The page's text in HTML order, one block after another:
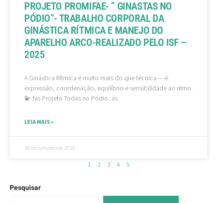
PROJETO PROMIFAE- ” GINASTAS NO
PÓDIO”- TRABALHO CORPORAL DA
GINÁSTICA RÍTMICA E MANEJO DO
APARELHO ARCO-REALIZADO PELO ISF –
2025
A Ginástica Rítmica é muito mais do que técnica — é
expressão, coordenação, equilíbrio e sensibilidade ao ritmo.
💫 No Projeto Todas no Pódio, as
LEIA MAIS »
18 de outubro de 2025
1 2 3 4 5
Pesquisar